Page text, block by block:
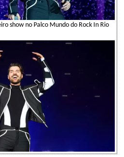
show no Palco Mundo do Rock In Rio